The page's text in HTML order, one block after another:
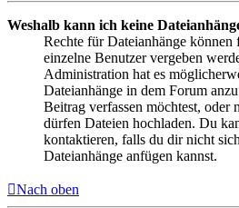
Weshalb kann ich keine
Rechte für Dateianhänge
einzelne Benutzer vergeben
Administration hat es
Dateianhänge in dem Forum
Beitrag verfassen möchtest, oder
dürfen Dateien hochladen. Du
kontaktieren, falls du dir nicht
Dateianhänge anfügen kannst.
Nach oben